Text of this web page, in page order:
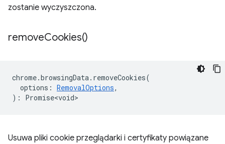
zostanie wyczyszczona.
removeCookies()
chrome.browsingData. removeCookies(
options : RemovalOptions,
) : Promise<void>
Usuwa pliki cookie przeglądarki i certyfikaty powiązane